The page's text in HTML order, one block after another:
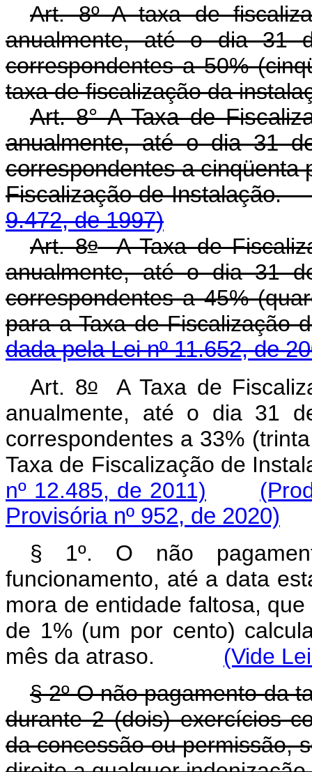
Art. 8º A taxa de
anualmente, até o dia 31
correspondentes a 50%
taxa de fiscalização da
Art. 8° A Taxa de
anualmente, até o dia 31
correspondentes a cinqüenta
Fiscalização de
9.472, de 1997)
Art. 8oA Taxa de
anualmente, até o dia 31
correspondentes a 45%
para a Taxa de Fiscalização
dada pela Lei nº 11.652, de
Art. 8oA Taxa de
anualmente, até o dia 31
correspondentes a 33%
Taxa de Fiscalização de
nº 12.485, de 2011)
Provisória nº 952, de 2020)
§ 1º. O não
funcionamento, até a data
mora de entidade faltosa,
de 1% (um por cento)
mês da atraso. (Vide
§ 2º O não pagamento da
durante 2 (dois) exercícios
da concessão ou permissão,